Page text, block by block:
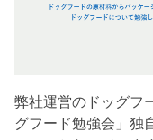
弊社運営のドッグフ
グフード勉強会」独